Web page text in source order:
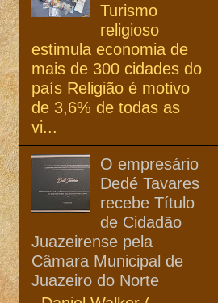
Turismo
religioso
estimula economia de
mais de 300 cidades do
país Religião é motivo
de 3,6% de todas as
vi...
O empresário
Dedé Tavares
recebe Título
de Cidadão
Juazeirense pela
Câmara Municipal de
Juazeiro do Norte